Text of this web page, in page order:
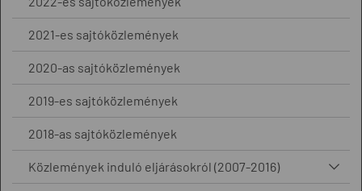
2021-es sajtóközlemények
2020-as sajtóközlemények
2019-es sajtóközlemények
2018-as sajtóközlemények
Közlemények induló eljárásokról (2007-2016)